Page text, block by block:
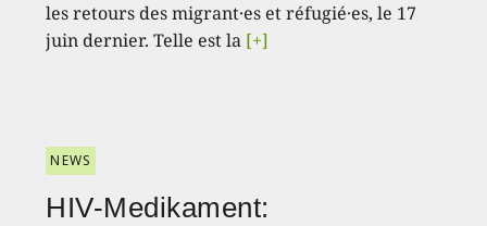
les retours des migrant·es et réfugié·es, le 17
juin dernier. Telle est la [+]
NEWS
HIV-Medikament: